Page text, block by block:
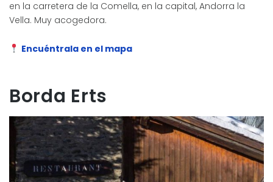
en la carretera de la Comella, en la capital, Andorra la
Vella. Muy acogedora.
Encuéntrala en el mapa
Borda Erts